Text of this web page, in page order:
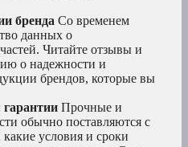
бренда Со временем
данных о
Читайте отзывы и
о надежности и
брендов, которые вы
Прочные и
обычно поставляются с
условия и сроки